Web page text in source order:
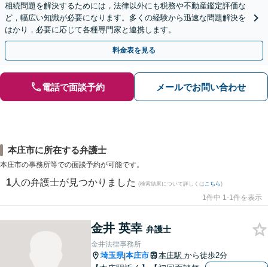
相続問題を解決するためには，法律以外にも税務や不動産鑑定評価な
ど，幅広い知識が必要になります。多くの経験から迅速な問題解決を
はかり，必要に応じて各種専門家と連携します。
料金表を見る
電話で面談予約 メールでお問い合わせ
本庄市に所在する弁護士
本庄市の事務所等での面談予約が可能です。
1 人の弁護士が見つかりました (検索結果について詳しくは こちら)
1件中 1-1件を表示
金井 英幸 弁護士
金井法律事務所
埼玉県|本庄市 本庄駅 から徒歩2分